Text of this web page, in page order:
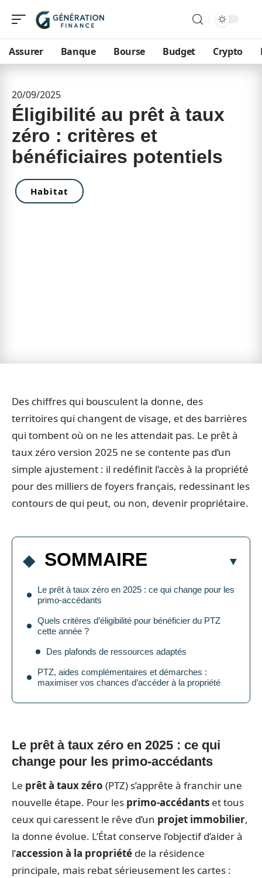
Assurer Banque Bourse Budget Crypto
20/09/2025
Éligibilité au prêt à taux
zéro : critères et
bénéficiaires potentiels
Habitat
Des chiffres qui bousculent la donne, des
territoires qui changent de visage, et des barrières
qui tombent où on ne les attendait pas. Le prêt à
taux zéro version 2025 ne se contente pas d’un
simple ajustement : il redéfinit l’accès à la propriété
pour des milliers de foyers français, redessinant les
contours de qui peut, ou non, devenir propriétaire.
SOMMAIRE
Le prêt à taux zéro en 2025 : ce qui change pour les
primo-accédants
Quels critères d’éligibilité pour bénéficier du PTZ
cette année ?
Des plafonds de ressources adaptés
PTZ, aides complémentaires et démarches :
maximiser vos chances d’accéder à la propriété
Le prêt à taux zéro en 2025 : ce qui
change pour les primo-accédants
Le prêt à taux zéro (PTZ) s’apprête à franchir une
nouvelle étape. Pour les primo-accédants et tous
ceux qui caressent le rêve d’un projet immobilier,
la donne évolue. L’État conserve l’objectif d’aider à
l’accession à la propriété de la résidence
principale, mais rebat sérieusement les cartes :